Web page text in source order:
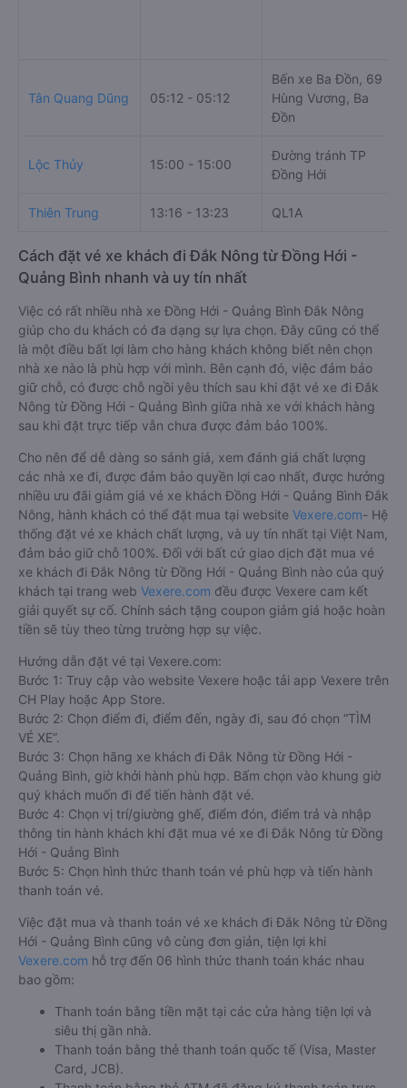
Tân Quang Dũng 05:12 - 05:12
Bến xe Ba Đồn, 69
Hùng Vương, Ba
Đồn
Lộc Thủy 15:00 - 15:00
Đường tránh TP
Đồng Hới
Thiên Trung 13:16 - 13:23 QL1A
Cách đặt vé xe khách đi Đắk Nông từ Đồng Hới -
Quảng Bình nhanh và uy tín nhất
Việc có rất nhiều nhà xe Đồng Hới - Quảng Bình Đắk Nông
giúp cho du khách có đa dạng sự lựa chọn. Đây cũng có thể
là một điều bất lợi làm cho hàng khách không biết nên chọn
nhà xe nào là phù hợp với mình. Bên cạnh đó, việc đảm bảo
giữ chỗ, có được chỗ ngồi yêu thích sau khi đặt vé xe đi Đắk
Nông từ Đồng Hới - Quảng Bình giữa nhà xe với khách hàng
sau khi đặt trực tiếp vẫn chưa được đảm bảo 100%.
Cho nên để dễ dàng so sánh giá, xem đánh giá chất lượng
các nhà xe đi, được đảm bảo quyền lợi cao nhất, được hưởng
nhiều ưu đãi giảm giá vé xe khách Đồng Hới - Quảng Bình Đắk
Nông, hành khách có thể đặt mua tại website Vexere.com- Hệ
thống đặt vé xe khách chất lượng, và uy tín nhất tại Việt Nam,
đảm bảo giữ chỗ 100%. Đối với bất cứ giao dịch đặt mua vé
xe khách đi Đắk Nông từ Đồng Hới - Quảng Bình nào của quý
khách tại trang web Vexere.com đều được Vexere cam kết
giải quyết sự cố. Chính sách tặng coupon giảm giá hoặc hoàn
tiền sẽ tùy theo từng trường hợp sự việc.
Hướng dẫn đặt vé tại Vexere.com:
Bước 1: Truy cập vào website Vexere hoặc tải app Vexere trên
CH Play hoặc App Store.
Bước 2: Chọn điểm đi, điểm đến, ngày đi, sau đó chọn “TÌM
VÉ XE”.
Bước 3: Chọn hãng xe khách đi Đắk Nông từ Đồng Hới -
Quảng Bình, giờ khởi hành phù hợp. Bấm chọn vào khung giờ
quý khách muốn đi để tiến hành đặt vé.
Bước 4: Chọn vị trí/giường ghế, điểm đón, điểm trả và nhập
thông tin hành khách khi đặt mua vé xe đi Đắk Nông từ Đồng
Hới - Quảng Bình
Bước 5: Chọn hình thức thanh toán vé phù hợp và tiến hành
thanh toán vé.
Việc đặt mua và thanh toán vé xe khách đi Đắk Nông từ Đồng
Hới - Quảng Bình cũng vô cùng đơn giản, tiện lợi khi
Vexere.com hỗ trợ đến 06 hình thức thanh toán khác nhau
bao gồm:
Thanh toán bằng tiền mặt tại các cửa hàng tiện lợi và
siêu thị gần nhà.
Thanh toán bằng thẻ thanh toán quốc tế (Visa, Master
Card, JCB).